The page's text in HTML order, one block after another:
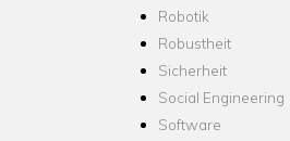
Robotik
Robustheit
Sicherheit
Social Engineering
Software